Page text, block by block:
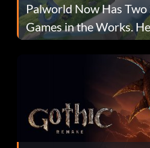
Palworld Now Has
Games in the Works.